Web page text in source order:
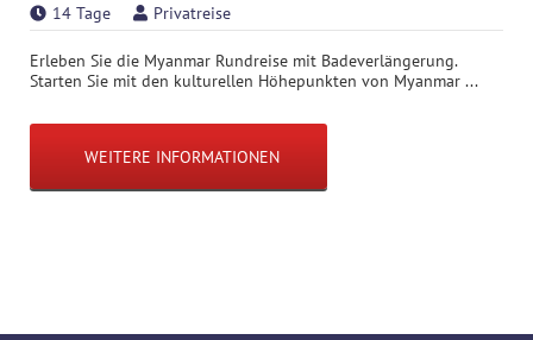
14 Tage Privatreise
Erleben Sie die Myanmar Rundreise mit Badeverlängerung.
Starten Sie mit den kulturellen Höhepunkten von Myanmar ...
WEITERE INFORMATIONEN